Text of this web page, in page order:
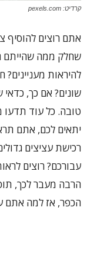
קרדיט: pexels.com
אתם רוצים להוסיף
שחלק ממה שהייתם
להיראות
שונים? אם כך, כדאי
טובה. כל עוד תדעו
יתאים לכם, אתם
רכישת עציצים
עבורכם? רוצים
הרבה מעבר לכך,
הכפר, אז למה אתם